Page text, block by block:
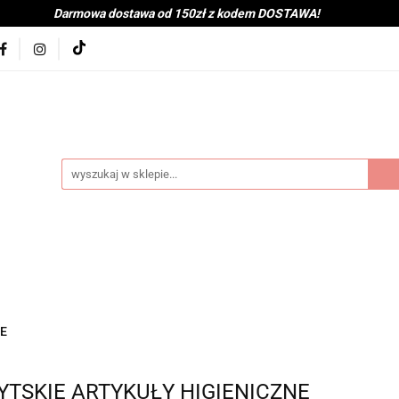
Darmowa dostawa od 150zł z kodem DOSTAWA!
Nowości BabyShower Zabawki
Bestsellery Na zewnątrz Montessori
ARTYKUŁY HIGIENICZNE